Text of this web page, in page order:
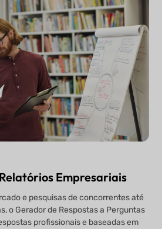
Empresariais
e pesquisas de concorrentes até
o Gerador de Respostas a Perguntas
profissionais e baseadas em